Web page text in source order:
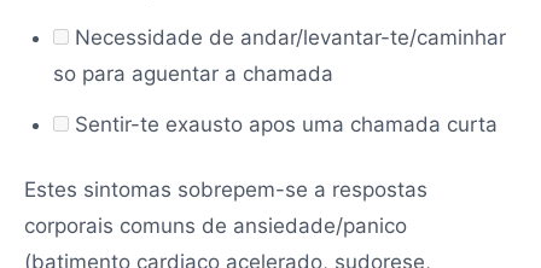
Necessidade de andar/levantar-te/caminhar
so para aguentar a chamada
Sentir-te exausto apos uma chamada curta
Estes sintomas sobrepem-se a respostas
corporais comuns de ansiedade/panico
(batimento cardiaco acelerado, sudorese,